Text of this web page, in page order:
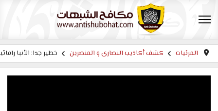
المرئيات كشف أكاذيب النصارى و المنصرين خطير جدا: الأنبا